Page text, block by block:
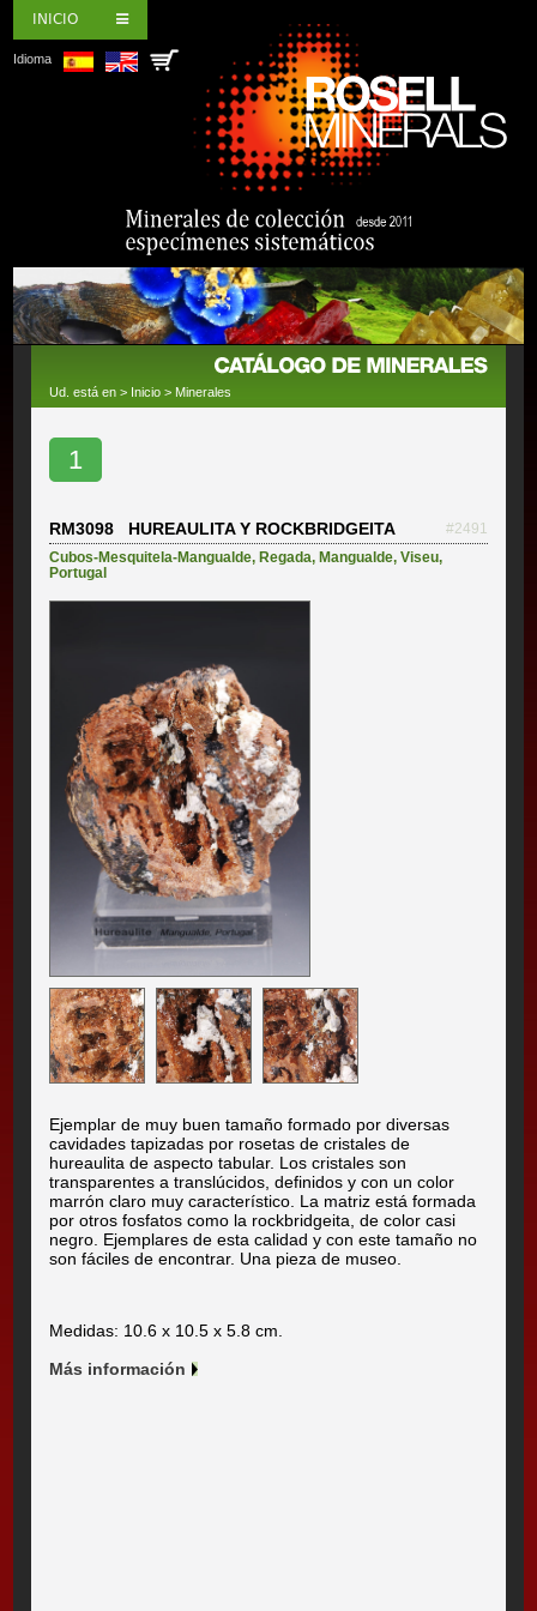
INICIO
Idioma
Ud. está en > Inicio > Minerales
1
RM3098 HUREAULITA Y ROCKBRIDGEITA
#2491
Cubos-Mesquitela-Mangualde, Regada, Mangualde,Viseu,
Portugal
Ejemplar de muy buen tamaño formado por diversas
cavidades tapizadas por rosetas de cristales de
hureaulita de aspecto tabular. Los cristales son
transparentes a translúcidos, definidos y con un color
marrón claro muy característico. La matriz está formada
por otros fosfatos como la rockbridgeita, de color casi
negro. Ejemplares de esta calidad y con este tamaño no
son fáciles de encontrar. Una pieza de museo.
Medidas: 10.6 x 10.5 x 5.8 cm.
Más información